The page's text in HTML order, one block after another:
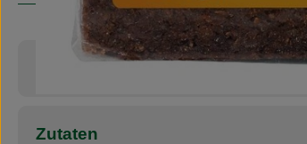
Produktinformationen
Zutaten